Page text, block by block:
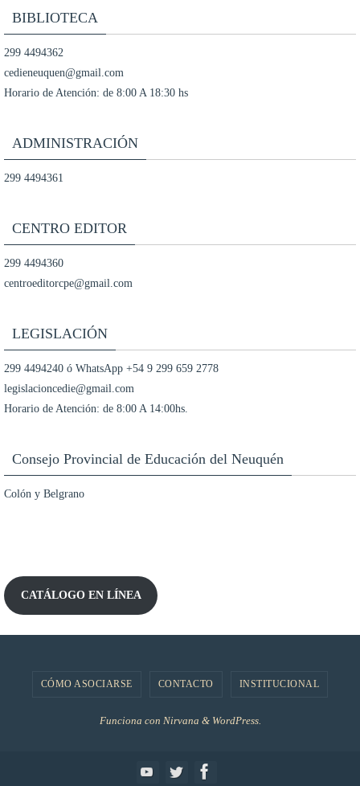
BIBLIOTECA
299 4494362
cedieneuquen@gmail.com
Horario de Atención: de 8:00 A 18:30 hs
ADMINISTRACIÓN
299 4494361
CENTRO EDITOR
299 4494360
centroeditorcpe@gmail.com
LEGISLACIÓN
299 4494240 ó WhatsApp +54 9 299 659 2778
legislacioncedie@gmail.com
Horario de Atención: de 8:00 A 14:00hs.
Consejo Provincial de Educación del Neuquén
Colón y Belgrano
CATÁLOGO EN LÍNEA
CÓMO ASOCIARSE CONTACTO INSTITUCIONAL
Funciona con Nirvana & WordPress.